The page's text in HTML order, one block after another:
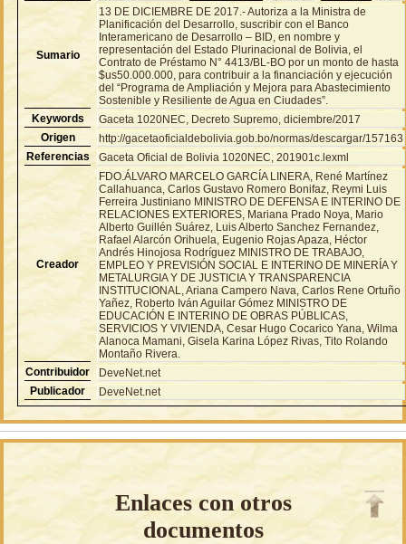
Sumario
13 DE DICIEMBRE DE 2017.- Autoriza a la Ministra de
Planificación del Desarrollo, suscribir con el Banco
Interamericano de Desarrollo – BID, en nombre y
representación del Estado Plurinacional de Bolivia, el
Contrato de Préstamo N° 4413/BL-BO por un monto de hasta
$us50.000.000, para contribuir a la financiación y ejecución
del “Programa de Ampliación y Mejora para Abastecimiento
Sostenible y Resiliente de Agua en Ciudades”.
Keywords
Gaceta 1020NEC, Decreto Supremo, diciembre/2017
Origen
http://gacetaoficialdebolivia.gob.bo/normas/descargar/157163
Referencias
Gaceta Oficial de Bolivia 1020NEC, 201901c.lexml
Creador
FDO.ÁLVARO MARCELO GARCÍA LINERA, René Martínez
Callahuanca, Carlos Gustavo Romero Bonifaz, Reymi Luis
Ferreira Justiniano MINISTRO DE DEFENSA E INTERINO DE
RELACIONES EXTERIORES, Mariana Prado Noya, Mario
Alberto Guillén Suárez, Luis Alberto Sanchez Fernandez,
Rafael Alarcón Orihuela, Eugenio Rojas Apaza, Héctor
Andrés Hinojosa Rodríguez MINISTRO DE TRABAJO,
EMPLEO Y PREVISIÓN SOCIAL E INTERINO DE MINERÍA Y
METALURGIA Y DE JUSTICIA Y TRANSPARENCIA
INSTITUCIONAL, Ariana Campero Nava, Carlos Rene Ortuño
Yañez, Roberto Iván Aguilar Gómez MINISTRO DE
EDUCACIÓN E INTERINO DE OBRAS PÚBLICAS,
SERVICIOS Y VIVIENDA, Cesar Hugo Cocarico Yana, Wilma
Alanoca Mamani, Gisela Karina López Rivas, Tito Rolando
Montaño Rivera.
Contribuidor
DeveNet.net
Publicador
DeveNet.net
Enlaces con otros
documentos